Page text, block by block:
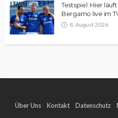
Testspiel: Hier
Bergamo live im
8. August 2026
Über Uns Kontakt Datenschutz